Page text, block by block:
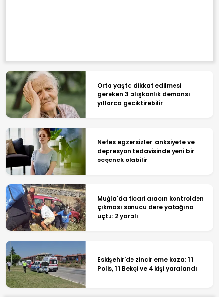
Orta yaşta dikkat edilmesi
gereken 3 alışkanlık demansı
yıllarca geciktirebilir
Nefes egzersizleri anksiyete ve
depresyon tedavisinde yeni bir
seçenek olabilir
Muğla'da ticari aracın kontrolden
çıkması sonucu dere yatağına
uçtu: 2 yaralı
Eskişehir'de zincirleme kaza: 1'i
Polis, 1'i Bekçi ve 4 kişi yaralandı